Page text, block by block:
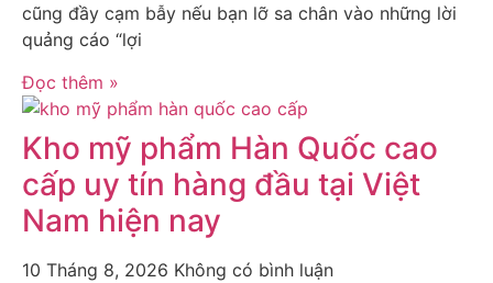
cũng đầy cạm bẫy nếu bạn lỡ sa chân vào những lời
quảng cáo “lợi
Đọc thêm »
Kho mỹ phẩm Hàn Quốc cao
cấp uy tín hàng đầu tại Việt
Nam hiện nay
10 Tháng 8, 2026 Không có bình luận